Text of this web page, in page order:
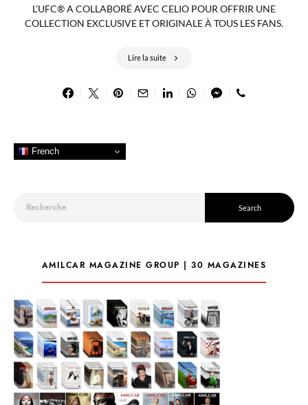
L’UFC® A COLLABORÉ AVEC CELIO POUR OFFRIR UNE
COLLECTION EXCLUSIVE ET ORIGINALE À TOUS LES FANS.
Lire la suite
French
Search
AMILCAR MAGAZINE GROUP | 30 MAGAZINES